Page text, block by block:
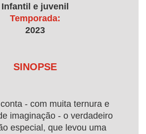
Infantil e juvenil
Temporada:
2023
SINOPSE
- com muita ternura e
imaginação - o verdadeiro
especial, que levou uma